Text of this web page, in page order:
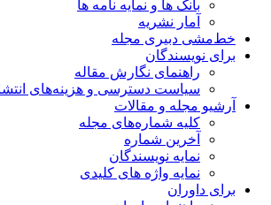
بانک ها و نمایه نامه ها
آمار نشریه
خط‌مشی دبیری مجله
برای نویسندگان
راهنمای نگارش مقاله
سیاست دسترسی و هزینه‌های انتشار
آرشیو مجله و مقالات
کلیه شماره‌های مجله
آخرین شماره
نمایه نویسندگان
نمایه واژه های کلیدی
برای داوران